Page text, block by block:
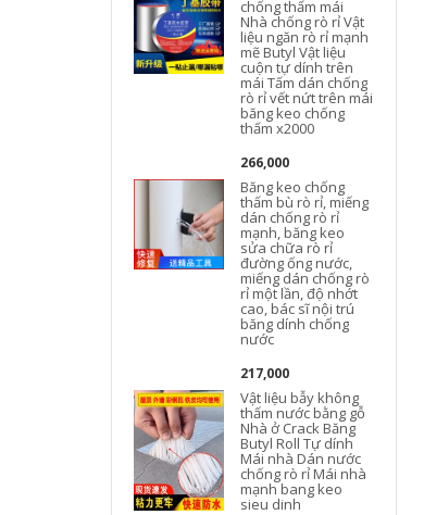
chống thấm mái
Nhà chống rò rỉ Vật
liệu ngăn rò rỉ mạnh
mẽ Butyl Vật liệu
cuộn tự dính trên
mái Tấm dán chống
rò rỉ vết nứt trên mái
băng keo chống
thấm x2000
266,000
Băng keo chống
thấm bù rò rỉ, miếng
dán chống rò rỉ
mạnh, băng keo
sửa chữa rò rỉ
đường ống nước,
miếng dán chống rò
rỉ một lần, độ nhớt
cao, bác sĩ nội trú
băng dính chống
nước
217,000
Vật liệu bẫy không
thấm nước bằng gỗ
Nhà ở Crack Băng
Butyl Roll Tự dính
Mái nhà Dán nước
chống rò rỉ Mái nhà
mạnh bang keo
sieu dinh